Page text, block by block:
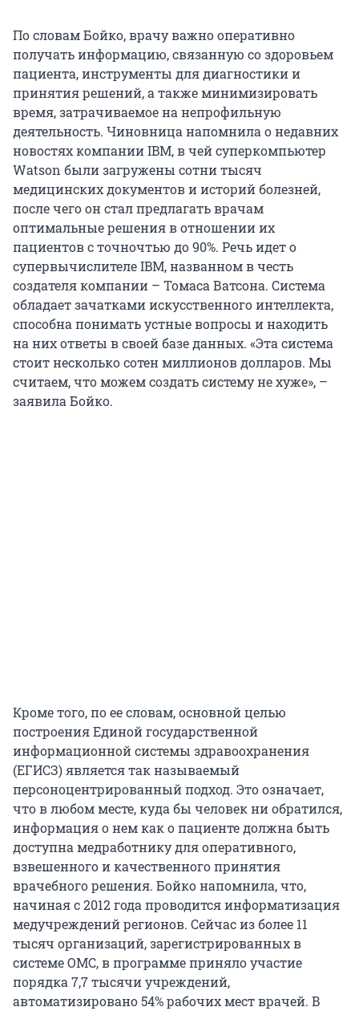
По словам Бойко, врачу важно оперативно
получать информацию, связанную со здоровьем
пациента, инструменты для диагностики и
принятия решений, а также минимизировать
время, затрачиваемое на непрофильную
деятельность. Чиновница напомнила о недавних
новостях компании IBM, в чей суперкомпьютер
Watson были загружены сотни тысяч
медицинских документов и историй болезней,
после чего он стал предлагать врачам
оптимальные решения в отношении их
пациентов с точночтью до 90%. Речь идет о
супервычислителе IBM, названном в честь
создателя компании – Томаса Ватсона. Система
обладает зачатками искусственного интеллекта,
способна понимать устные вопросы и находить
на них ответы в своей базе данных. «Эта система
стоит несколько сотен миллионов долларов. Мы
считаем, что можем создать систему не хуже», –
заявила Бойко.
Кроме того, по ее словам, основной целью
построения Единой государственной
информационной системы здравоохранения
(ЕГИСЗ) является так называемый
персоноцентрированный подход. Это означает,
что в любом месте, куда бы человек ни обратился,
информация о нем как о пациенте должна быть
доступна медработнику для оперативного,
взвешенного и качественного принятия
врачебного решения. Бойко напомнила, что,
начиная с 2012 года проводится информатизация
медучреждений регионов. Сейчас из более 11
тысяч организаций, зарегистрированных в
системе ОМС, в программе приняло участие
порядка 7,7 тысячи учреждений,
автоматизировано 54% рабочих мест врачей. В